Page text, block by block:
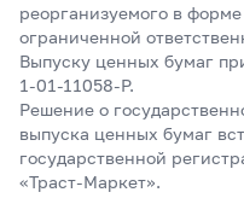
реорганизуемого в
ограниченной
Выпуску ценных бумаг
1-01-11058-Р.
Решение о
выпуска ценных бумаг
государственной
«Траст-Маркет».